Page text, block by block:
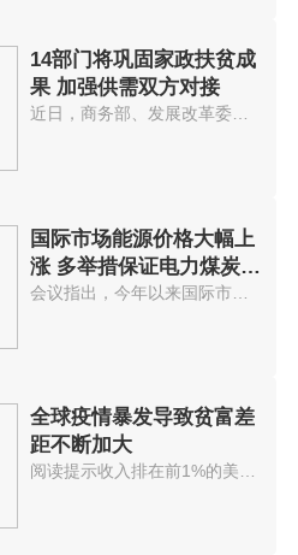
14部门将巩固家政扶贫成
果 加强供需双方对接
近日，商务部、发展改革委、人力...
国际市场能源价格大幅上
涨 多举措保证电力煤炭等
供应
全球疫情暴发导致贫富差
距不断加大